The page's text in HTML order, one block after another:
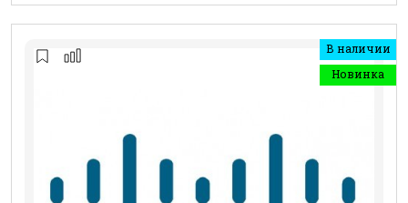
В наличии
Новинка